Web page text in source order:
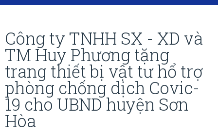
Công ty TNHH SX - XD và
TM Huy Phương tặng
trang thiết bị vật tư hổ trợ
phòng chống dịch Covic-
19 cho UBND huyện Sơn
Hòa